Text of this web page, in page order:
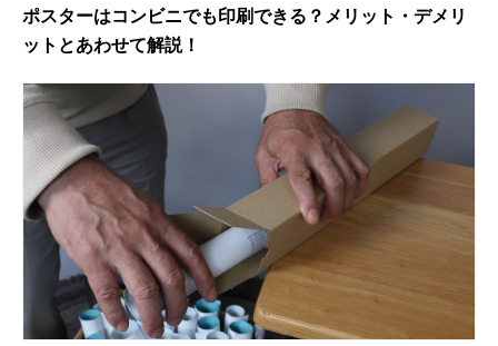
ポスターはコンビニでも印刷できる？メリット・デメリ
ットとあわせて解説！